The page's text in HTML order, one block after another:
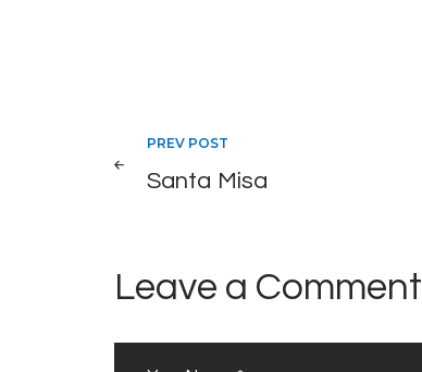
Post
PREV POST
Santa Misa
Leave a Comment